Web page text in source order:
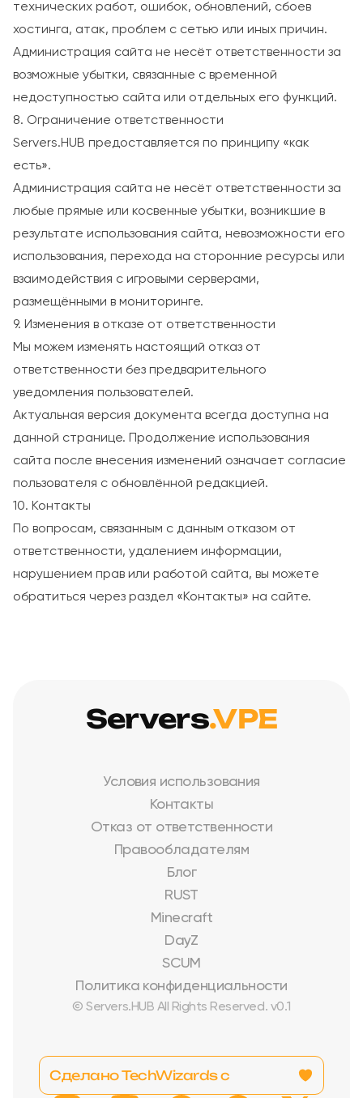
технических работ, ошибок, обновлений, сбоев
хостинга, атак, проблем с сетью или иных причин.
Администрация сайта не несёт ответственности за
возможные убытки, связанные с временной
недоступностью сайта или отдельных его функций.
8. Ограничение ответственности
Servers.HUB предоставляется по принципу «как
есть».
Администрация сайта не несёт ответственности за
любые прямые или косвенные убытки, возникшие в
результате использования сайта, невозможности его
использования, перехода на сторонние ресурсы или
взаимодействия с игровыми серверами,
размещёнными в мониторинге.
9. Изменения в отказе от ответственности
Мы можем изменять настоящий отказ от
ответственности без предварительного
уведомления пользователей.
Актуальная версия документа всегда доступна на
данной странице. Продолжение использования
сайта после внесения изменений означает согласие
пользователя с обновлённой редакцией.
10. Контакты
По вопросам, связанным с данным отказом от
ответственности, удалением информации,
нарушением прав или работой сайта, вы можете
обратиться через раздел «Контакты» на сайте.
Условия использования
Контакты
Отказ от ответственности
Правообладателям
Блог
RUST
Minecraft
DayZ
SCUM
Политика конфиденциальности
© Servers.HUB All Rights Reserved. v0.1
Servers.VPE
Сделано TechWizards с